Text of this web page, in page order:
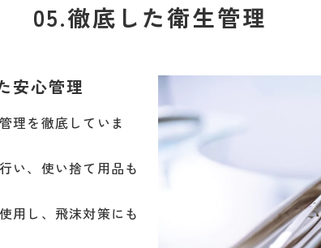
05.徹底した衛生管理
安心管理
理を徹底していま
い、使い捨て用品も
用し、飛沫対策にも